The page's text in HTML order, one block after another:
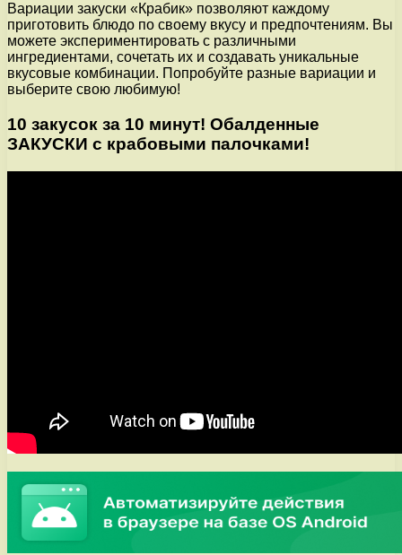
Вариации закуски «Крабик» позволяют каждому
приготовить блюдо по своему вкусу и предпочтениям. Вы
можете экспериментировать с различными
ингредиентами, сочетать их и создавать уникальные
вкусовые комбинации. Попробуйте разные вариации и
выберите свою любимую!
10 закусок за 10 минут! Обалденные
ЗАКУСКИ с крабовыми палочками!